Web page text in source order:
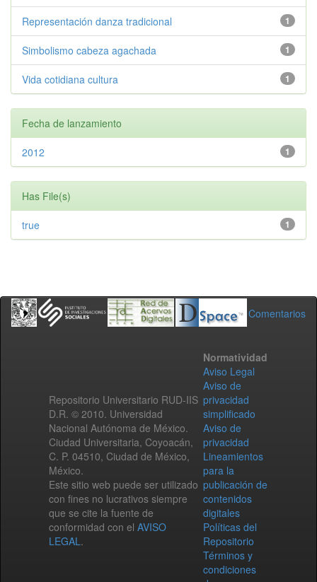
1
Representación danza tradicional
1
Simbolismo cabeza agachada
1
Vida cotidiana cultura
Fecha de lanzamiento
1
2012
Has File(s)
1
true
Comentarios
Repositorio Universitario RUD-IIS
D.R. © 2010. Universidad
Nacional Autónoma de México.
Ciudad Universitaria, Coyoacán,
C. P. 04510, Ciudad de México,
México.
Este sitio web puede ser utilizado
con fines no lucrativos siempre
que se cite la fuente de
conformidad con el AVISO
LEGAL.
Normatividad
Aviso Legal
Aviso de
privacidad
simplificado
Aviso de
privacidad
Lineamientos
para la
publicación de
contenidos
digitales
Políticas del
Repositorio
Términos y
condiciones